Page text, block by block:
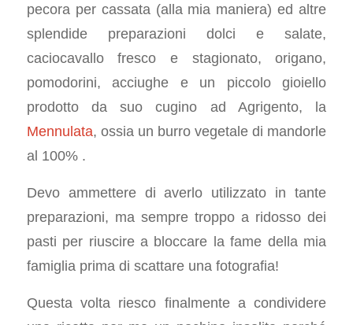
pecora per cassata (alla mia maniera) ed altre
splendide preparazioni dolci e salate,
caciocavallo fresco e stagionato, origano,
pomodorini, acciughe e un piccolo gioiello
prodotto da suo cugino ad Agrigento, la
Mennulata, ossia un burro vegetale di mandorle
al 100% .
Devo ammettere di averlo utilizzato in tante
preparazioni, ma sempre troppo a ridosso dei
pasti per riuscire a bloccare la fame della mia
famiglia prima di scattare una fotografia!
Questa volta riesco finalmente a condividere